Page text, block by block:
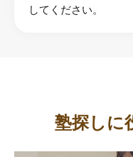
してください。
塾探しに